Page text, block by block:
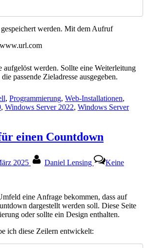
werden. Mit dem Aufruf
aufgelöst werden. Sollte eine Weiterleitung
passende Zieladresse ausgegeben.
, Programmierung, Web-Installationen,
, Windows Server 2022, Windows Server
einen Countdown
2025 Daniel Lensing
Keine
eine Anfrage bekommen, dass auf
dargestellt werden soll. Diese Seite
oder sollte ein Design enthalten.
ich diese Zeilern entwickelt: